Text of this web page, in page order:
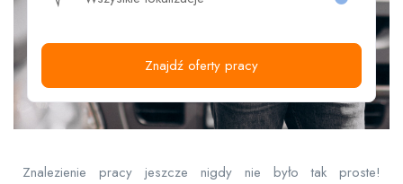
Znajdź oferty pracy
Znalezienie pracy jeszcze nigdy nie było tak proste!